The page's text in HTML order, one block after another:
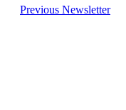
Previous Newsletter